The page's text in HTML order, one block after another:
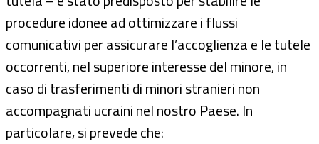
procedure idonee ad ottimizzare i flussi
comunicativi per assicurare l’accoglienza e le tutele
occorrenti, nel superiore interesse del minore, in
caso di trasferimenti di minori stranieri non
accompagnati ucraini nel nostro Paese. In
particolare, si prevede che: